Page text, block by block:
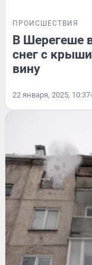
ПРОИСШЕСТВИЯ
В Шерегеше
снег с
вину
22 января, 2025, 10:37